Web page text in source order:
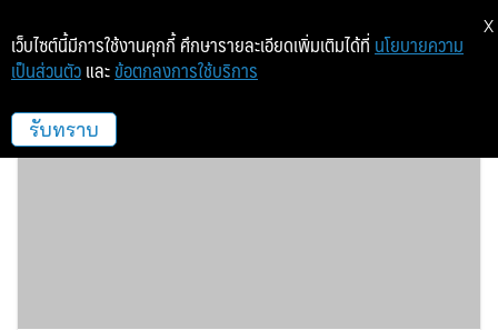
กองทุนส่งเสริมศิลปะร่วมสมัย
เว็บไซต์นี้มีการใช้งานคุกกี้ ศึกษารายละเอียดเพิ่มเติมได้ที่ นโยบายความ
เป็นส่วนตัว และ ข้อตกลงการใช้บริการ
รับทราบ
X